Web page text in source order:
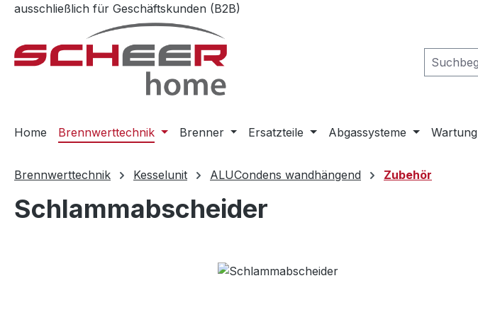
Hauptinhalt springen
Zur Suche springen
Zur Hauptnavigation springen
ausschließlich für Geschäftskunden (B2B)
Home Brennwerttechnik Brenner Ersatzteile Abgassysteme Wartung
Brennwerttechnik Kesselunit ALUCondens wandhängend Zubehör
Schlammabscheider